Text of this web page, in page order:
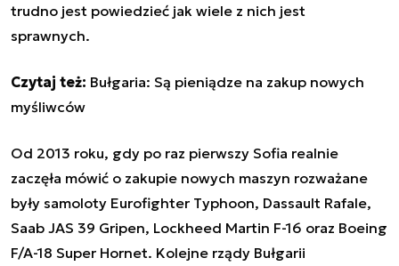
trudno jest powiedzieć jak wiele z nich jest
sprawnych.
Czytaj też: Bułgaria: Są pieniądze na zakup nowych
myśliwców
Od 2013 roku, gdy po raz pierwszy Sofia realnie
zaczęła mówić o zakupie nowych maszyn rozważane
były samoloty Eurofighter Typhoon, Dassault Rafale,
Saab JAS 39 Gripen, Lockheed Martin F-16 oraz Boeing
F/A-18 Super Hornet. Kolejne rządy Bułgarii